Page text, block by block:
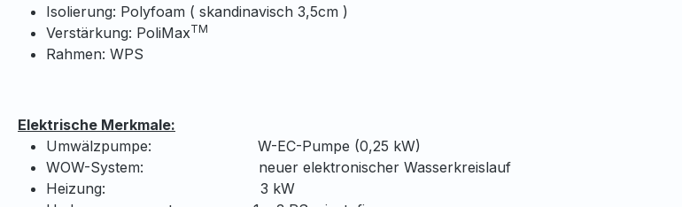
Isolierung: Polyfoam ( skandinavisch 3,5cm )
Verstärkung: PoliMaxTM
Rahmen: WPS
Elektrische Merkmale:
Umwälzpumpe: W-EC-Pumpe (0,25 kW)
WOW-System: neuer elektronischer Wasserkreislauf
Heizung: 3 kW